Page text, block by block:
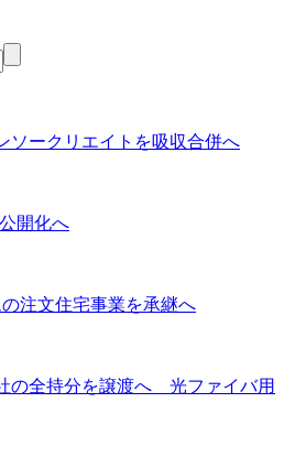
ソークリエイトを吸収合併へ
開化へ
注文住宅事業を承継へ
の全持分を譲渡へ 光ファイバ用